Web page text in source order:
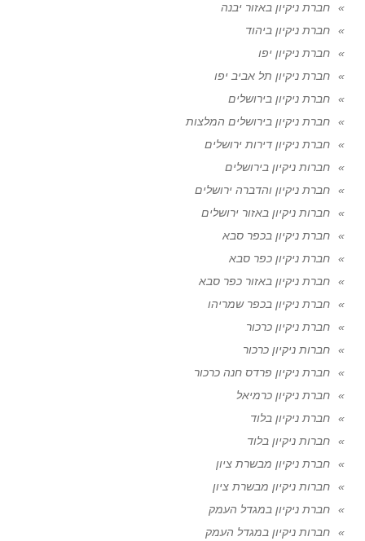
חברת ניקיון באזור יבנה
חברת ניקיון ביהוד
חברת ניקיון יפו
חברת ניקיון תל אביב יפו
חברת ניקיון בירושלים
חברת ניקיון בירושלים המלצות
חברת ניקיון דירות ירושלים
חברות ניקיון בירושלים
חברת ניקיון והדברה ירושלים
חברות ניקיון באזור ירושלים
חברת ניקיון בכפר סבא
חברת ניקיון כפר סבא
חברת ניקיון באזור כפר סבא
חברת ניקיון בכפר שמריהו
חברת ניקיון כרכור
חברות ניקיון כרכור
חברת ניקיון פרדס חנה כרכור
חברת ניקיון כרמיאל
חברת ניקיון בלוד
חברות ניקיון בלוד
חברת ניקיון מבשרת ציון
חברות ניקיון מבשרת ציון
חברת ניקיון במגדל העמק
חברות ניקיון במגדל העמק